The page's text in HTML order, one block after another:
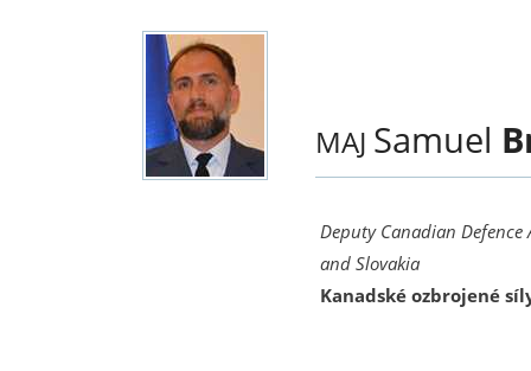
MAJ Samuel
Deputy Canadian Defence
and Slovakia
Kanadské ozbrojené